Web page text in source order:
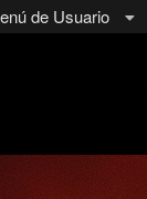
de Usuario